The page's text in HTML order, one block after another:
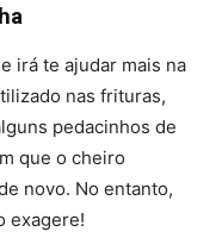
irá te ajudar mais na
nas frituras,
pedacinhos de
que o cheiro
novo. No entanto,
exagere!